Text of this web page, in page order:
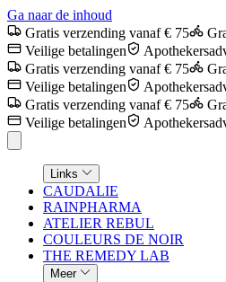
Ga naar de inhoud
Gratis verzending vanaf € 75
Veilige betalingen
Gratis verzending vanaf € 75
Veilige betalingen
Gratis verzending vanaf € 75
Veilige betalingen
Links
CAUDALIE
RAINPHARMA
ATELIER REBUL
COULEURS DE NOIR
THE REMEDY LAB
Meer